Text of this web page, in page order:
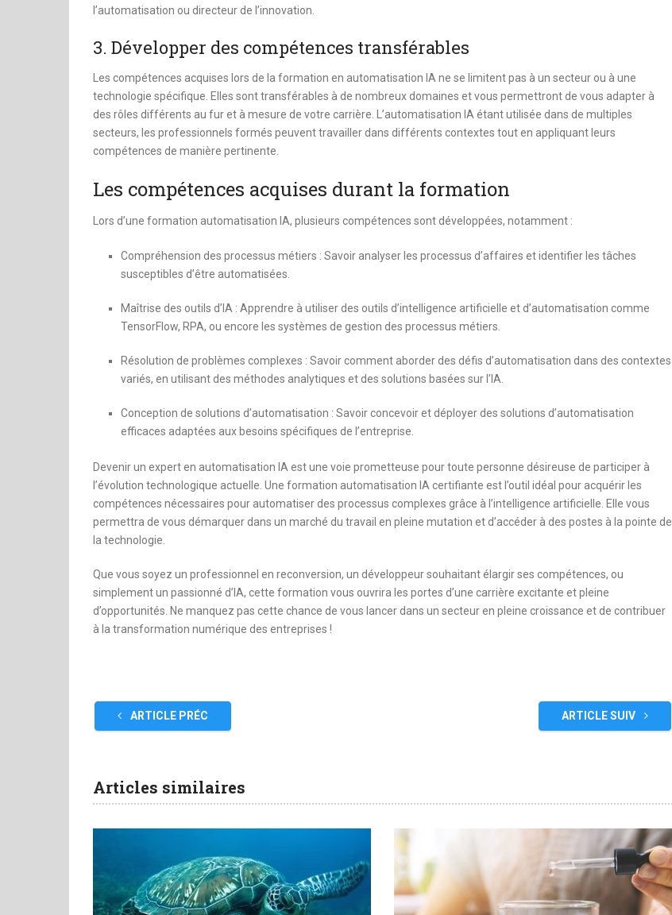
l’automatisation ou directeur de l’innovation.
3. Développer des compétences transférables
Les compétences acquises lors de la formation en automatisation IA ne se limitent pas à un secteur ou à une
technologie spécifique. Elles sont transférables à de nombreux domaines et vous permettront de vous adapter à
des rôles différents au fur et à mesure de votre carrière. L’automatisation IA étant utilisée dans de multiples
secteurs, les professionnels formés peuvent travailler dans différents contextes tout en appliquant leurs
compétences de manière pertinente.
Les compétences acquises durant la formation
Lors d’une formation automatisation IA, plusieurs compétences sont développées, notamment :
Compréhension des processus métiers : Savoir analyser les processus d’affaires et identifier les tâches
susceptibles d’être automatisées.
Maîtrise des outils d’IA : Apprendre à utiliser des outils d’intelligence artificielle et d’automatisation comme
TensorFlow, RPA, ou encore les systèmes de gestion des processus métiers.
Résolution de problèmes complexes : Savoir comment aborder des défis d’automatisation dans des contextes
variés, en utilisant des méthodes analytiques et des solutions basées sur l’IA.
Conception de solutions d’automatisation : Savoir concevoir et déployer des solutions d’automatisation
efficaces adaptées aux besoins spécifiques de l’entreprise.
Devenir un expert en automatisation IA est une voie prometteuse pour toute personne désireuse de participer à
l’évolution technologique actuelle. Une formation automatisation IA certifiante est l’outil idéal pour acquérir les
compétences nécessaires pour automatiser des processus complexes grâce à l’intelligence artificielle. Elle vous
permettra de vous démarquer dans un marché du travail en pleine mutation et d’accéder à des postes à la pointe de
la technologie.
Que vous soyez un professionnel en reconversion, un développeur souhaitant élargir ses compétences, ou
simplement un passionné d’IA, cette formation vous ouvrira les portes d’une carrière excitante et pleine
d’opportunités. Ne manquez pas cette chance de vous lancer dans un secteur en pleine croissance et de contribuer
à la transformation numérique des entreprises !
ARTICLE PRÉC ARTICLE SUIV
Articles similaires